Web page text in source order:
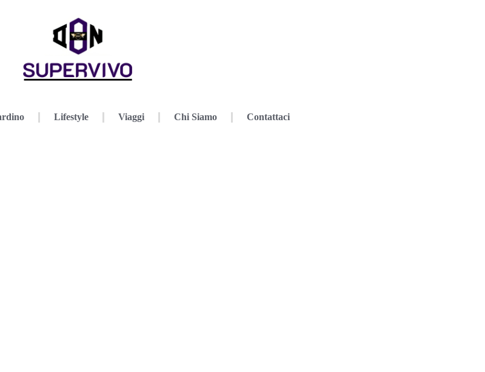
Lifestyle Viaggi Chi Siamo Contattaci